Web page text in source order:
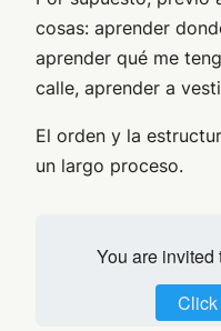
cosas: aprender
aprender qué me
calle, aprender a
El orden y la
un largo proceso.
You are invited
Click